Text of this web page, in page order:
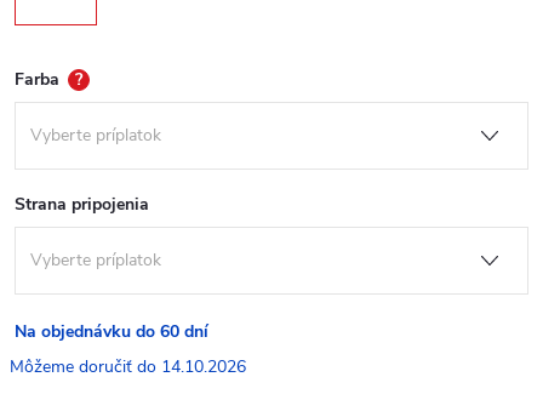
Farba ?
Strana pripojenia
Na objednávku do 60 dní
14.10.2026